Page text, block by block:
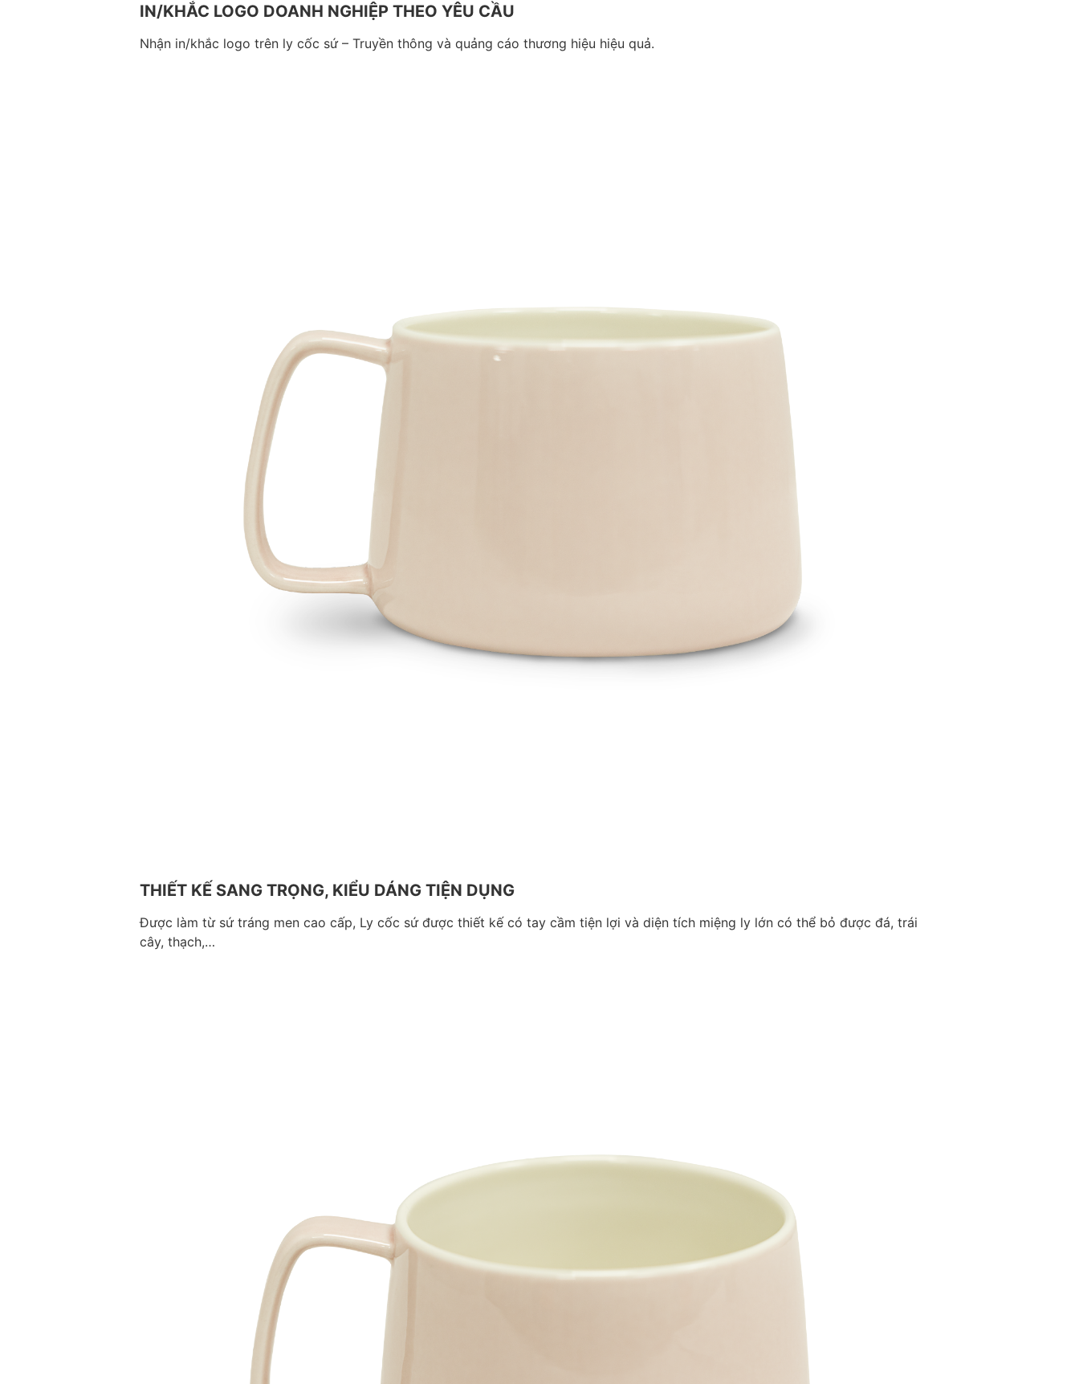
IN/KHẮC LOGO DOANH NGHIỆP THEO YÊU CẦU
Nhận in/khắc logo trên ly cốc sứ – Truyền thông và quảng cáo thương hiệu hiệu quả.
THIẾT KẾ SANG TRỌNG, KIỂU DÁNG TIỆN DỤNG
Được làm từ sứ tráng men cao cấp, Ly cốc sứ được thiết kế có tay cầm tiện lợi và diện tích miệng ly lớn có thể bỏ được đá, trái
cây, thạch,…